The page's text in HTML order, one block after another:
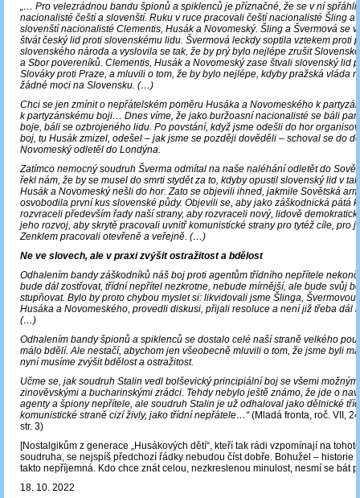
„… Pro velezrádnou bandu špionů a spiklenců je příznačné, že se v ní spřáhli
nacionalisté čeští a slovenští. Ruku v ruce pracovali čeští nacionalisté Šling a
slovenští nacionalisté Clementis, Husák a Novomeský. Šling a Švermová se
štvát český lid proti slovenskému lidu. Švermová leckdy soptila vztekem proti
slovenského národa a vyslovila se tak, že by prý bylo nejlépe zrušit
a Sbor povereníků. Clementis, Husák a Novomeský zase štvali slovenský lid
Slováky proti Praze, a mluvili o tom, že by bylo nejlépe, kdyby pražská vláda
žádné moci na Slovensku. (…)
Chci se jen zmínit o nepřátelském poměru Husáka a Novomeského k
k partyzánskému boji… Dnes víme, že jako buržoasní nacionalisté se báli
boje, báli se ozbrojeného lidu. Po povstání, když jsme odešli do hor
boj, tu Husák zmizel, odešel – jak jsme se později dověděli – schoval se do
Novomeský odletěl do Londýna.
Zatímco nemocný soudruh Šverma odmítal na naše naléhání odletět do
řekl nám, že by se musel do smrti stydět za to, kdyby opustil slovenský lid v
Husák a Novomeský nešli do hor. Zato se objevili ihned, jakmile Sovětská
osvobodila první kus slovenské půdy. Objevili se, aby jako záškodnická pátá
rozvraceli především řady naší strany, aby rozvraceli nový, lidově
jeho rozvoj, aby skrytě pracovali uvnitř komunistické strany pro tytéž cíle, pro
Zenklem pracovali otevřeně a veřejně. (…)
Ne ve slovech, ale v praxi zvýšit ostražitost a bdělost
Odhalením bandy záškodníků náš boj proti agentům třídního nepřítele
bude dál zostřovat, třídní nepřítel nezkrotne, nebude mírnější, ale bude svůj
stupňovat. Bylo by proto chybou myslet si: likvidovali jsme Šlinga,
Husáka a Novomeského, provedli diskusi, přijali resoluce a není již třeba dál
(…)
Odhalením bandy špionů a spiklenců se dostalo celé naší straně velkého
málo bdělí. Ale nestačí, abychom jen všeobecně mluvili o tom, že jsme byli
nyní musíme zvýšit bdělost a ostražitost.
Učme se, jak soudruh Stalin vedl bolševický principiální boj se všemi
zinověvskými a bucharinskými zrádci. Tehdy nebylo ještě známo, že jde o
agenty a špiony nepřítele, ale soudruh Stalin je už odhaloval jako dělnické
komunistické straně cizí živly, jako třídní nepřátele…“(Mladá fronta, roč. VII,
str. 3)
[Nostalgikům z generace „Husákových dětí“, kteří tak rádi vzpomínají na
soudruha, se nejspíš předchozí řádky nebudou číst dobře. Bohužel – historie
takto nepříjemná. Kdo chce znát celou, nezkreslenou minulost, nesmí se bát
18. 10. 2022